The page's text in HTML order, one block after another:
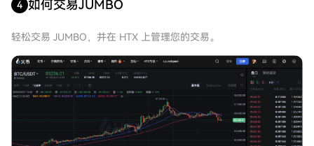
4 如何交易JUMBO
轻松交易 JUMBO，并在 HTX 上管理您的交易。